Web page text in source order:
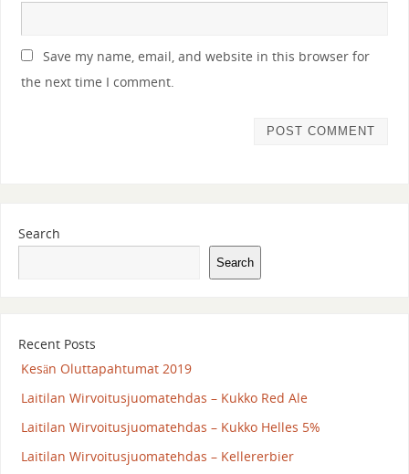
Save my name, email, and website in this browser for
the next time I comment.
Search
Search
Recent Posts
Kesän Oluttapahtumat 2019
Laitilan Wirvoitusjuomatehdas – Kukko Red Ale
Laitilan Wirvoitusjuomatehdas – Kukko Helles 5%
Laitilan Wirvoitusjuomatehdas – Kellererbier